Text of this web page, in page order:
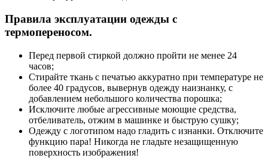
Правила эксплуатации одежды с
термопереносом.
Перед первой стиркой должно пройти не менее 24
часов;
Стирайте ткань с печатью аккуратно при температуре не
более 40 градусов, вывернув одежду наизнанку, с
добавлением небольшого количества порошка;
Исключите любые агрессивные моющие средства,
отбеливатель, отжим в машинке и быструю сушку;
Одежду с логотипом надо гладить с изнанки. Отключите
функцию пара! Никогда не гладьте незащищенную
поверхность изображения!